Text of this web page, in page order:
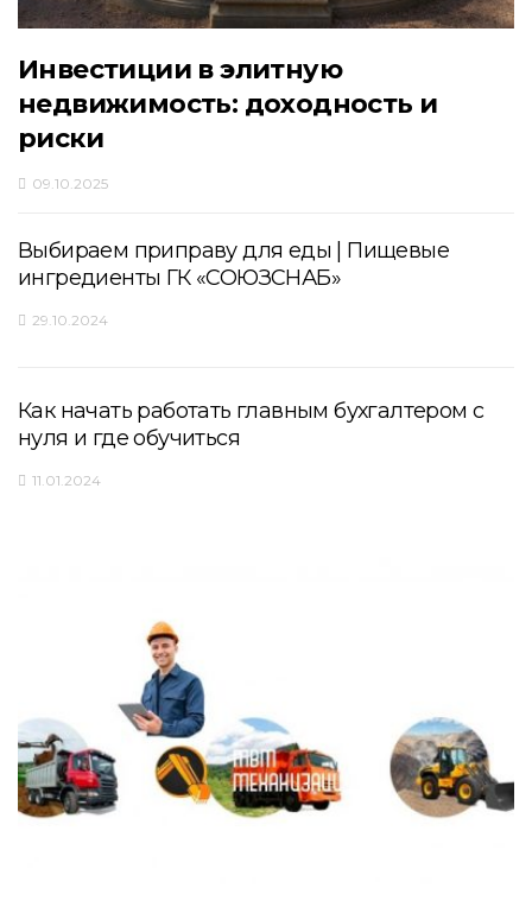
Инвестиции в элитную
недвижимость: доходность и
риски
09.10.2025
Выбираем приправу для еды | Пищевые
ингредиенты ГК «СОЮЗСНАБ»
29.10.2024
Как начать работать главным бухгалтером с
нуля и где обучиться
11.01.2024